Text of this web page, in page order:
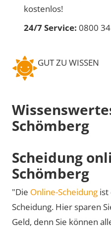
kostenlos!
24/7 Service: 0800
GUT ZU WISSEN
Schömberg
Scheidung
Schömberg
"Die Online-Scheidung ist
Scheidung. Hier sparen
Geld, denn Sie können